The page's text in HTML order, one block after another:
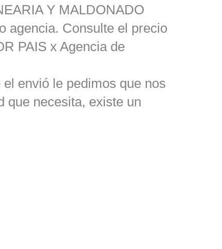
Y MALDONADO
agencia. Consulte el precio
PAIS x Agencia de
envió le pedimos que nos
que necesita, existe un